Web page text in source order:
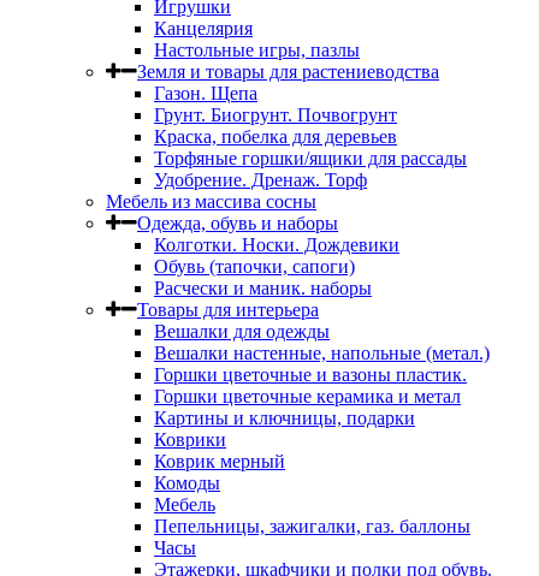
Игрушки
Канцелярия
Настольные игры, пазлы
Земля и товары для растениеводства
Газон. Щепа
Грунт. Биогрунт. Почвогрунт
Краска, побелка для деревьев
Торфяные горшки/ящики для рассады
Удобрение. Дренаж. Торф
Мебель из массива сосны
Одежда, обувь и наборы
Колготки. Носки. Дождевики
Обувь (тапочки, сапоги)
Расчески и маник. наборы
Товары для интерьера
Вешалки для одежды
Вешалки настенные, напольные (метал.)
Горшки цветочные и вазоны пластик.
Горшки цветочные керамика и метал
Картины и ключницы, подарки
Коврики
Коврик мерный
Комоды
Мебель
Пепельницы, зажигалки, газ. баллоны
Часы
Этажерки, шкафчики и полки под обувь.